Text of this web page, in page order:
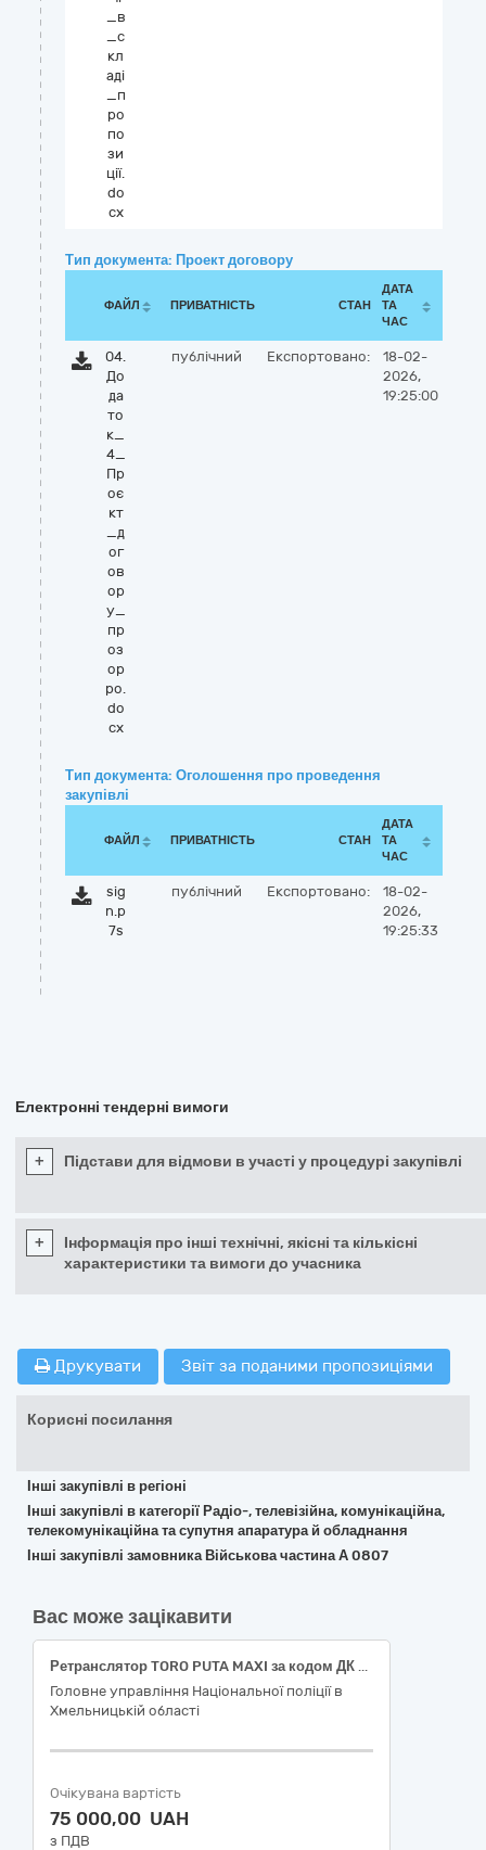
_в
_с
кл
аді
_п
ро
по
зи
ції.
do
cx
Тип документа: Проект договору
ФАЙЛ ПРИВАТНІСТЬ СТАН
ДАТА
ТА
ЧАС
04.
До
да
то
к_
4_
Пр
оє
кт
_д
ог
ов
ор
у_
пр
оз
ор
ро.
do
cx
публічний Експортовано:
18-02-
2026,
19:25:00
Тип документа: Оголошення про проведення
закупівлі
ФАЙЛ ПРИВАТНІСТЬ СТАН
ДАТА
ТА
ЧАС
sig
n.p
7s
публічний Експортовано:
18-02-
2026,
19:25:33
Електронні тендерні вимоги
+ Підстави для відмови в участі у процедурі закупівлі
+
Інформація про інші технічні, якісні та кількісні
характеристики та вимоги до учасника
Друкувати Звіт за поданими пропозиціями
Корисні посилання
Інші закупівлі в регіоні
Інші закупівлі в категорії Радіо-, телевізійна, комунікаційна,
телекомунікаційна та супутня апаратура й обладнання
Інші закупівлі замовника Військова частина А 0807
Вас може зацікавити
Ретранслятор TORO PUTA MAXI за кодом ДК 021-2015 (CPV) 32230000-4 - Апаратура для передавання радіосигналу з приймальним пристроєм
Головне управління Національної поліції в
Хмельницькій області
Очікувана вартість
75 000,00 UAH
з ПДВ